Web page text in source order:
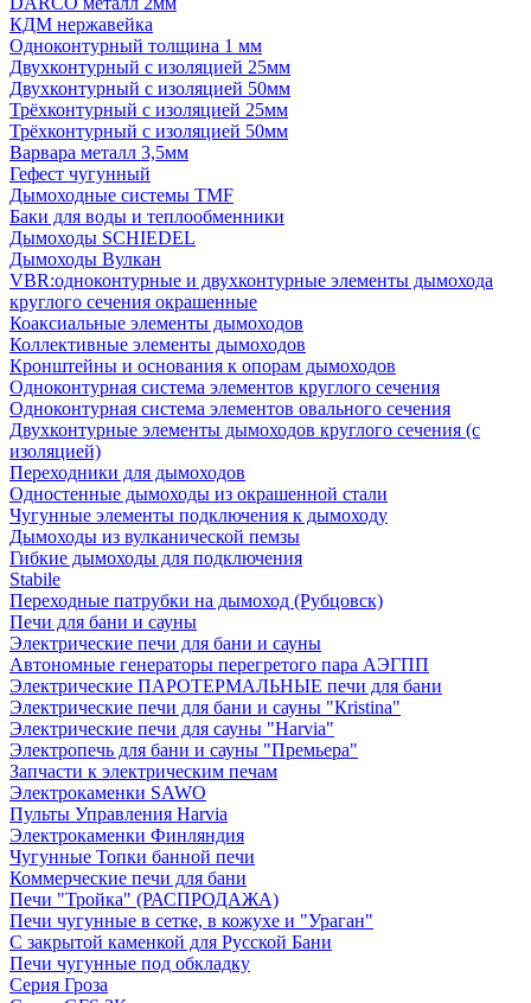
КДМ нержавейка
Одноконтурный толщина 1 мм
Двухконтурный с изоляцией 25мм
Двухконтурный с изоляцией 50мм
Трёхконтурный с изоляцией 25мм
Трёхконтурный с изоляцией 50мм
Варвара металл 3,5мм
Гефест чугунный
Дымоходные системы TMF
Баки для воды и теплообменники
Дымоходы SCHIEDEL
Дымоходы Вулкан
VBR:одноконтурные и двухконтурные элементы дымохода
круглого сечения окрашенные
Коаксиальные элементы дымоходов
Коллективные элементы дымоходов
Кронштейны и основания к опорам дымоходов
Одноконтурная система элементов круглого сечения
Одноконтурная система элементов овального сечения
Двухконтурные элементы дымоходов круглого сечения (с
изоляцией)
Переходники для дымоходов
Одностенные дымоходы из окрашенной стали
Чугунные элементы подключения к дымоходу
Дымоходы из вулканической пемзы
Гибкие дымоходы для подключения
Stabile
Переходные патрубки на дымоход (Рубцовск)
Печи для бани и сауны
Электрические печи для бани и сауны
Автономные генераторы перегретого пара АЭГПП
Электрические ПАРОТЕРМАЛЬНЫЕ печи для бани
Электрические печи для бани и сауны "Кristina"
Электрические печи для сауны "Harvia"
Электропечь для бани и сауны "Премьера"
Запчасти к электрическим печам
Электрокаменки SAWO
Пульты Управления Harvia
Электрокаменки Финляндия
Чугунные Топки банной печи
Коммерческие печи для бани
Печи "Тройка" (РАСПРОДАЖА)
Печи чугунные в сетке, в кожухе и "Ураган"
С закрытой каменкой для Русской Бани
Печи чугунные под обкладку
Серия Гроза